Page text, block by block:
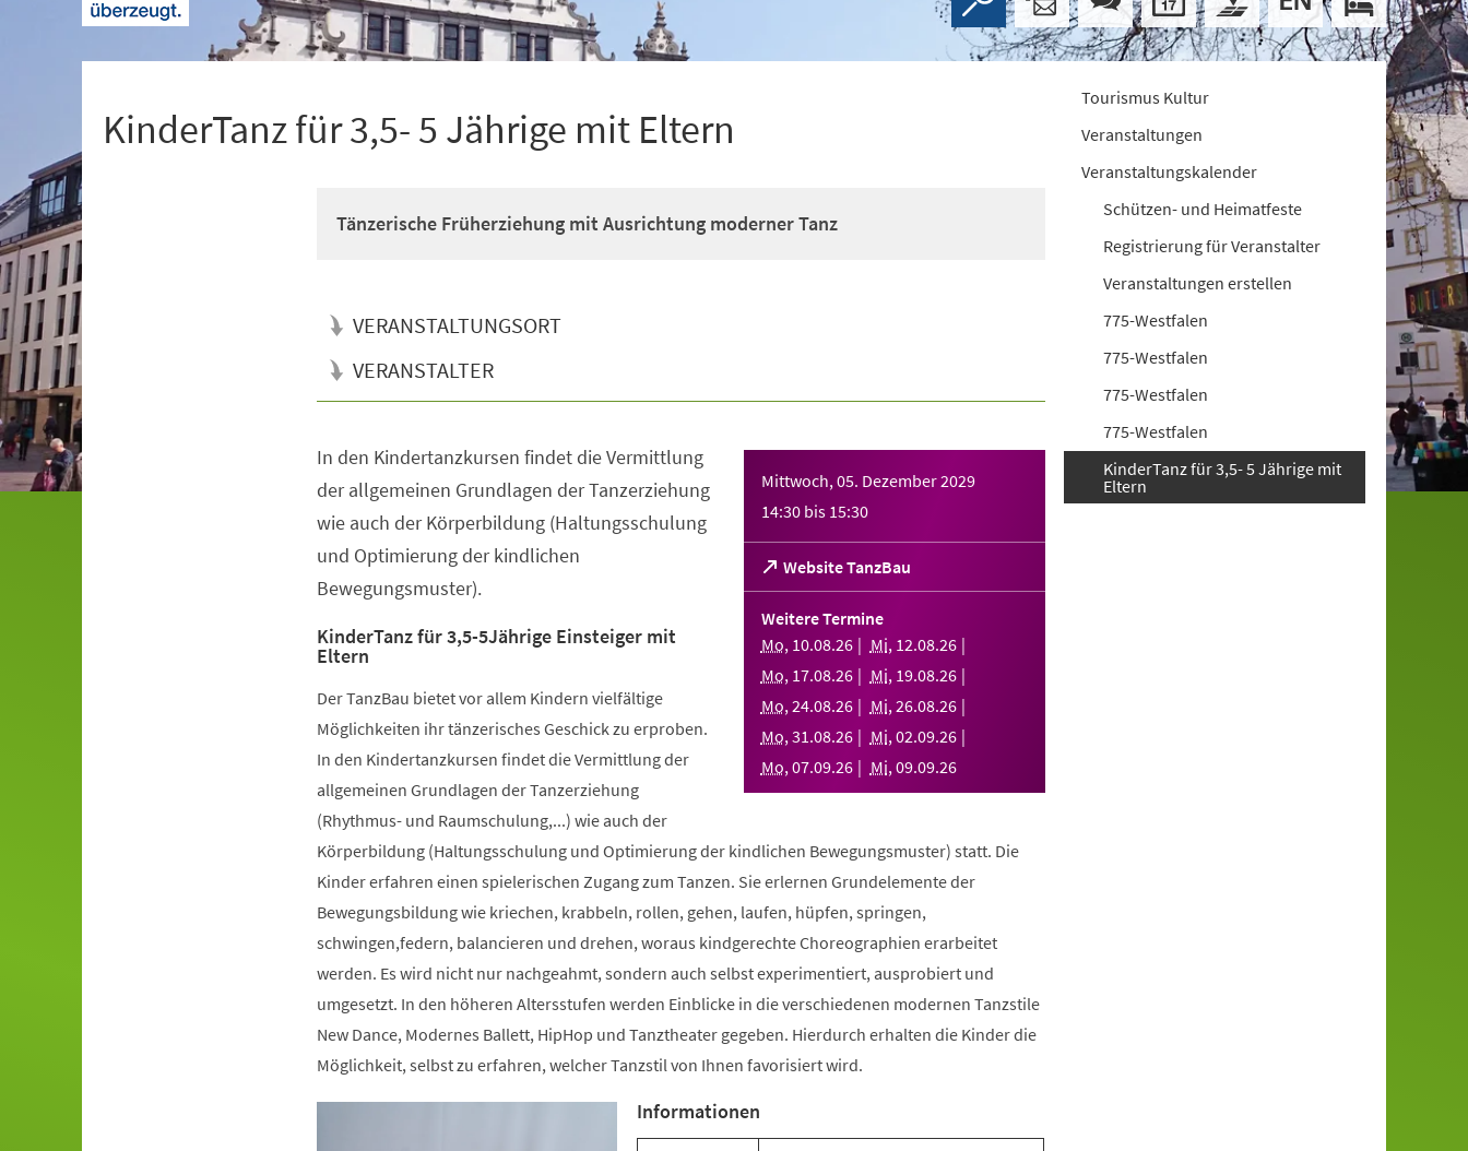
KinderTanz für 3,5- 5 Jährige mit Eltern
Tänzerische Früherziehung mit Ausrichtung moderner Tanz
VERANSTALTUNGSORT
VERANSTALTER
Mittwoch, 05. Dezember 2029
14:30 bis 15:30
Website TanzBau
(Öffnet
in
einem
Tab)
Weitere Termine
Mo, 10.08.26 Mi, 12.08.26
Mo, 17.08.26 Mi, 19.08.26
Mo,24.08.26 Mi,26.08.26
Mo,31.08.26 Mi,02.09.26
Mo,07.09.26 Mi,09.09.26
In den Kindertanzkursen findet die Vermittlung
der allgemeinen Grundlagen der Tanzerziehung
wie auch der Körperbildung (Haltungsschulung
und Optimierung der kindlichen
Bewegungsmuster).
KinderTanz für 3,5-5Jährige Einsteiger mit
Eltern
Der TanzBau bietet vor allem Kindern vielfältige
Möglichkeiten ihr tänzerisches Geschick zu erproben.
In den Kindertanzkursen findet die Vermittlung der
allgemeinen Grundlagen der Tanzerziehung
(Rhythmus- und Raumschulung,...) wie auch der
Körperbildung (Haltungsschulung und Optimierung der kindlichen Bewegungsmuster) statt. Die
Kinder erfahren einen spielerischen Zugang zum Tanzen. Sie erlernen Grundelemente der
Bewegungsbildung wie kriechen, krabbeln, rollen, gehen, laufen, hüpfen, springen,
schwingen,federn, balancieren und drehen, woraus kindgerechte Choreographien erarbeitet
werden. Es wird nicht nur nachgeahmt, sondern auch selbst experimentiert, ausprobiert und
umgesetzt. In den höheren Altersstufen werden Einblicke in die verschiedenen modernen Tanzstile
New Dance, Modernes Ballett, HipHop und Tanztheater gegeben. Hierdurch erhalten die Kinder die
Möglichkeit, selbst zu erfahren, welcher Tanzstil von Ihnen favorisiert wird.
Informationen
Tourismus Kultur
Veranstaltungen
Veranstaltungskalender
Schützen- und Heimatfeste
Registrierung für Veranstalter
Veranstaltungen erstellen
775-Westfalen
775-Westfalen
775-Westfalen
775-Westfalen
KinderTanz für 3,5- 5 Jährige mit
Eltern